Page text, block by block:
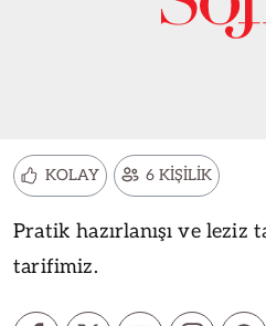
KOLAY 6 KİŞİLİK
Pratik hazırlanışı ve
tarifimiz.